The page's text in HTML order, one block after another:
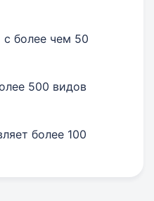
более чем 50
500 видов
более 100